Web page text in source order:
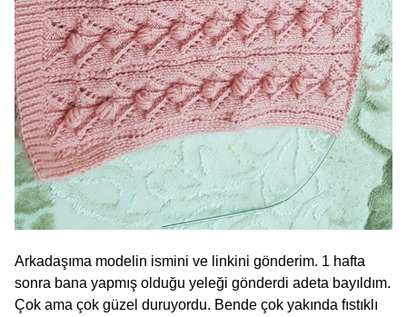
Arkadaşıma modelin ismini ve linkini gönderim. 1 hafta
sonra bana yapmış olduğu yeleği gönderdi adeta bayıldım.
Çok ama çok güzel duruyordu. Bende çok yakında fıstıklı